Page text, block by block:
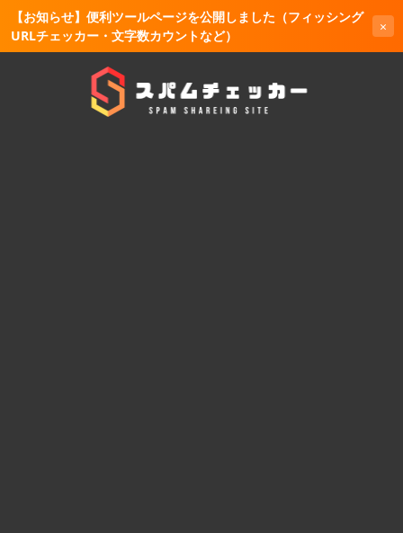
【お知らせ】便利ツールページを公開しました（フィッシング
URLチェッカー・文字数カウントなど）
×